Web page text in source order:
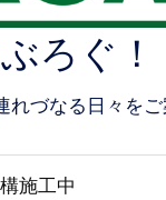
ろぐ！
れづなる日々を
施工中